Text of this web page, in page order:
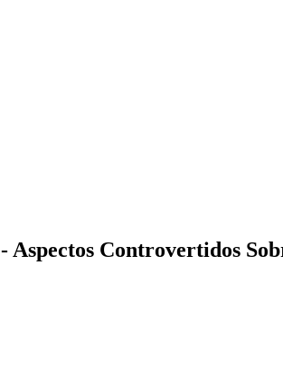
- Aspectos Controvertidos